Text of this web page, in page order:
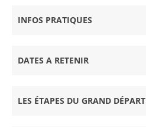
INFOS PRATIQUES
DATES A RETENIR
LES ÉTAPES DU GRAND DÉPART